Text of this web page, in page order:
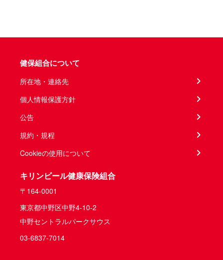
健保組合について
所在地・連絡先
個人情報保護方針
公告
規約・規程
Cookieの使用について
キリンビール健康保険組合
〒164-0001
東京都中野区中野4-10-2
中野セントラルパークサウス
03-6837-7014